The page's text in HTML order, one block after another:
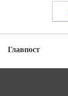
Главпост